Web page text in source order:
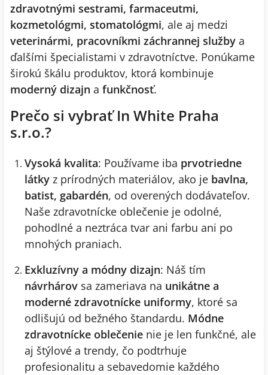
zdravotnými sestrami, farmaceutmi,
kozmetológmi, stomatológmi, ale aj medzi
veterinármi, pracovníkmi záchrannej služby a
ďalšími špecialistami v zdravotníctve. Ponúkame
širokú škálu produktov, ktorá kombinuje
moderný dizajn a funkčnosť.
Prečo si vybrať In White Praha
s.r.o.?
Vysoká kvalita: Používame iba prvotriedne
látky z prírodných materiálov, ako je bavlna,
batist, gabardén, od overených dodávateľov.
Naše zdravotnícke oblečenie je odolné,
pohodlné a neztráca tvar ani farbu ani po
mnohých praniach.
Exkluzívny a módny dizajn: Náš tím
návrhárov sa zameriava na unikátne a
moderné zdravotnícke uniformy, ktoré sa
odlišujú od bežného štandardu. Módne
zdravotnícke oblečenie nie je len funkčné, ale
aj štýlové a trendy, čo podtrhuje
profesionalitu a sebavedomie každého